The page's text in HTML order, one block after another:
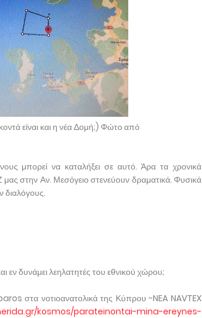
είναι και η νέα Δομή;) Φώτο από
μπορεί να καταλήξει σε αυτό. Άρα τα χρονικά
στην Αν. Μεσόγειο στενεύουν δραματικά. Φυσικά
διαλόγους.
δυνάμει λεηλατητές του εθνικού χώρου;
στα νοτιοανατολικά της Κύπρου -NEA NAVTEX
kosmos/parateinontai-mina-ereynes-